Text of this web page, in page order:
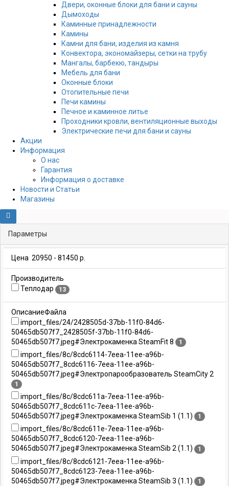
Двери, оконные блоки для бани и сауны
Дымоходы
Каминные принадлежности
Камины
Камни для бани, изделия из камня
Конвектора, экономайзеры, сетки на трубу
Мангалы, барбекю, тандыры
Мебель для бани
Оконные блоки
Отопительные печи
Печи камины
Печное и каминное литье
Проходники кровли, вeнтиляционные выходы
Электрические печи для бани и сауны
Акции
Информация
О нас
Гарантия
Информация о доставке
Новости и Статьи
Магазины
Параметры
Цена 20950 - 81450 р.
Производитель
Теплодар
13
ОписаниеФайла
import_files/24/2428505d-37bb-11f0-84d6-
50465db507f7_2428505f-37bb-11f0-84d6-
50465db507f7.jpeg#Электрокаменка SteamFit 8
1
import_files/8c/8cdc6114-7eea-11ee-a96b-
50465db507f7_8cdc6116-7eea-11ee-a96b-
50465db507f7.jpeg#Электропарообразователь SteamCity 2
1
import_files/8c/8cdc611a-7eea-11ee-a96b-
50465db507f7_8cdc611c-7eea-11ee-a96b-
50465db507f7.jpeg#Электрокаменка SteamSib 1 (1.1)
1
import_files/8c/8cdc611e-7eea-11ee-a96b-
50465db507f7_8cdc6120-7eea-11ee-a96b-
50465db507f7.jpeg#Электрокаменка SteamSib 2 (1.1)
1
import_files/8c/8cdc6121-7eea-11ee-a96b-
50465db507f7_8cdc6123-7eea-11ee-a96b-
50465db507f7.jpeg#Электрокаменка SteamSib 3 (1.1)
1